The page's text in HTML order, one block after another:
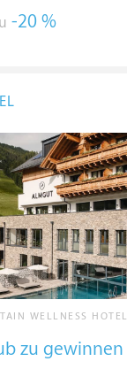
-20 %
WELLNESS HOTEL
zu gewinnen